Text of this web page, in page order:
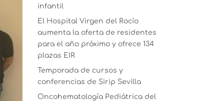
infantil
El Hospital Virgen del Rocío
aumenta la oferta de residentes
para el año próximo y ofrece 134
plazas EIR
Temporada de cursos y
conferencias de Sirip Sevilla
Oncohematología Pediátrica del